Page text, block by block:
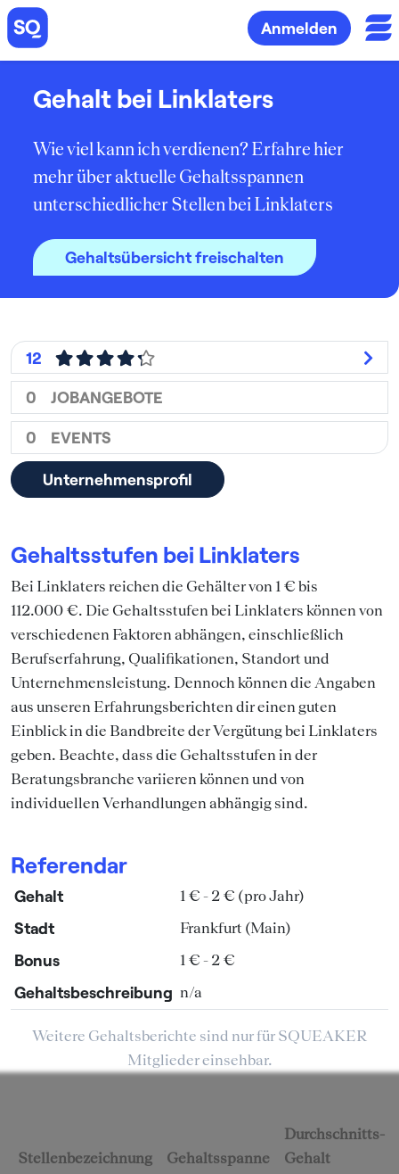
Anmelden
Gehalt bei Linklaters
Wie viel kann ich verdienen? Erfahre hier
mehr über aktuelle Gehaltsspannen
unterschiedlicher Stellen bei Linklaters
Gehaltsübersicht freischalten
12
0 JOBANGEBOTE
0 EVENTS
Unternehmensprofil
Gehaltsstufen bei Linklaters
Bei Linklaters reichen die Gehälter von 1 € bis
112.000 €. Die Gehaltsstufen bei Linklaters können von
verschiedenen Faktoren abhängen, einschließlich
Berufserfahrung, Qualifikationen, Standort und
Unternehmensleistung. Dennoch können die Angaben
aus unseren Erfahrungsberichten dir einen guten
Einblick in die Bandbreite der Vergütung bei Linklaters
geben. Beachte, dass die Gehaltsstufen in der
Beratungsbranche variieren können und von
individuellen Verhandlungen abhängig sind.
Referendar
Gehalt 1 € - 2 € (pro Jahr)
Stadt Frankfurt (Main)
Bonus 1 € - 2 €
Gehaltsbeschreibung n/a
Weitere Gehaltsberichte sind nur für SQUEAKER
Mitglieder einsehbar.
Stellenbezeichnung Gehaltsspanne
Durchschnitts-
Gehalt